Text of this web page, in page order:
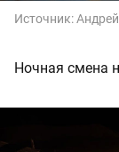
Источник:
Ночная смена